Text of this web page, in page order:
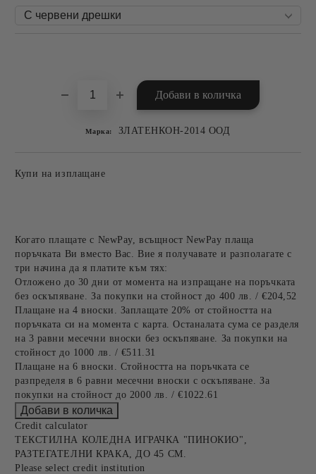
Марка: ЗЛАТЕНКОН-2014 ООД
Купи на изплащане
Когато плащате с NewPay, всъщност NewPay плаща
поръчката Ви вместо Вас. Вие я получавате и разполагате с
три начина да я платите към тях:
Отложено до 30 дни от момента на изпращане на поръчката
без оскъпяване. За покупки на стойност до 400 лв. / €204,52
Плащане на 4 вноски. Заплащате 20% от стойността на
поръчката си на момента с карта. Останалата сума се разделя
на 3 равни месечни вноски без оскъпяване. За покупки на
стойност до 1000 лв. / €511.31
Плащане на 6 вноски. Стойността на поръчката се
разпределя в 6 равни месечни вноски с оскъпяване. За
покупки на стойност до 2000 лв. / €1022.61
Credit calculator
ТЕКСТИЛНА КОЛЕДНА ИГРАЧКА "ПИНОКИО",
РАЗТЕГАТЕЛНИ КРАКА, ДО 45 СМ.
Please select credit institution